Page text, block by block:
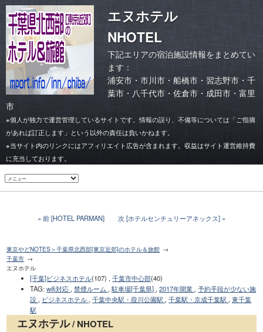
エヌホテル
NHOTEL
下記エリアの宿泊施設情報をまとめてい
ます：
浦安市・ 市川市・ 船橋市・習志野市・ 千
葉市・ 八千代市・佐倉市・ 成田市・富里
市
※個人が独力で運営管理しているサイトです。情報の誤り、不備等については「ご指摘
があれば訂正します」という以外の責任は負いかねます。
※当サイト内のリンクにはアフィリエイト広告が含まれます。収益はサイト運営維持費
に充当しております。
前 [HOTEL PARMAN] 次 [ホテルセンチュリーアネックス]
東京やどNOTES＞千葉県北西部[東京近郊]のホテル＆旅館
千葉市
エヌホテル
[千葉]ビジネスホテル(107) ,千葉市中心部(40)
TAG:wifi対応 ,禁煙ルーム ,駐車場[千葉県] ,2017年開業 ,予約手段が少ない施
設 , ビジネスホテル ,千葉中央駅・葭川公園駅 ,千葉駅・京成千葉駅 ,東千葉
駅
エヌホテル/ NHOTEL